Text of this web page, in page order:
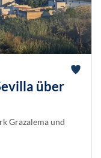
über
Grazalema und